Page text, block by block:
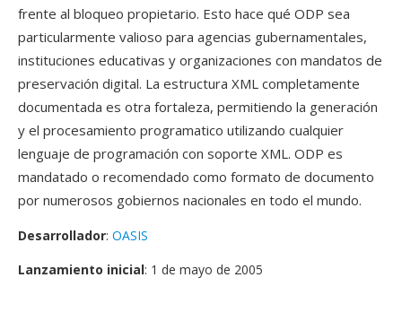
frente al bloqueo propietario. Esto hace qué ODP sea
particularmente valioso para agencias gubernamentales,
instituciones educativas y organizaciones con mandatos de
preservación digital. La estructura XML completamente
documentada es otra fortaleza, permitiendo la generación
y el procesamiento programatico utilizando cualquier
lenguaje de programación con soporte XML. ODP es
mandatado o recomendado como formato de documento
por numerosos gobiernos nacionales en todo el mundo.
Desarrollador: OASIS
Lanzamiento inicial: 1 de mayo de 2005